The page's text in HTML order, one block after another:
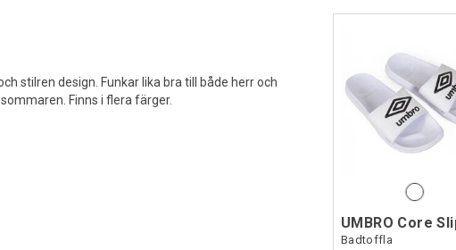
stilren design. Funkar lika bra till både herr och
Finns i flera färger.
Badtoffla